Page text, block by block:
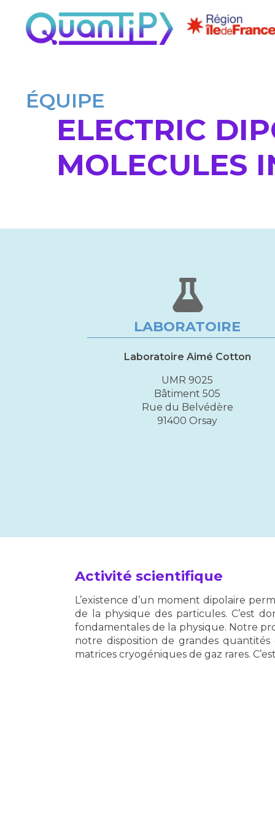
ÉQUIPE
ELECTRIC
MOLECULES
LABORATOIRE
Laboratoire Aimé Cotton
UMR 9025
Bâtiment 505
Rue du Belvédère
91400 Orsay
Activité scientifique
L’existence d’un moment dipolaire
de la physique des particules. C’est
fondamentales de la physique. Notre
notre disposition de grandes
matrices cryogéniques de gaz rares.